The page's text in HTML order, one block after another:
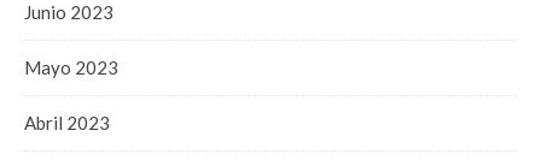
Junio 2023
Mayo 2023
Abril 2023